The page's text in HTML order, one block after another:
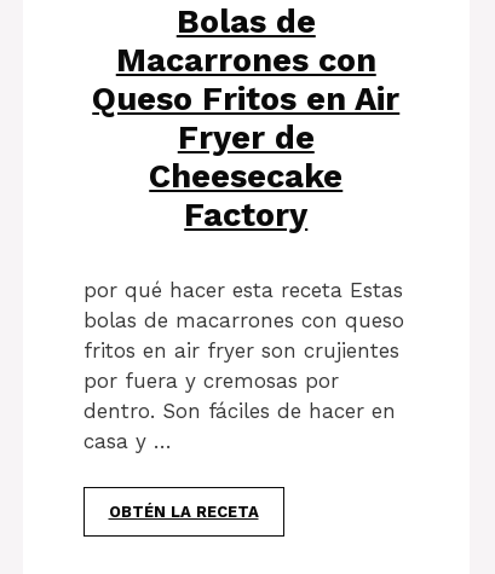
Bolas de
Macarrones con
Queso Fritos en Air
Fryer de
Cheesecake
Factory
por qué hacer esta receta Estas
bolas de macarrones con queso
fritos en air fryer son crujientes
por fuera y cremosas por
dentro. Son fáciles de hacer en
casa y …
OBTÉN LA RECETA